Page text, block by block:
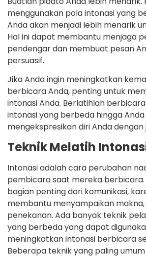
menggunakan pola intonasi yang
Anda akan menjadi lebih menarik
Hal ini dapat membantu menjaga
pendengar dan membuat pesan
persuasif.
Jika Anda ingin meningkatkan
berbicara Anda, penting untuk
intonasi Anda. Berlatihlah
intonasi yang berbeda hingga
mengekspresikan diri Anda
Teknik Melatih
Intonasi adalah cara perubahan
pembicara saat mereka
bagian penting dari komunikasi,
membantu menyampaikan makna,
penekanan. Ada banyak teknik
yang berbeda yang dapat
meningkatkan intonasi berbicara
Beberapa teknik yang paling